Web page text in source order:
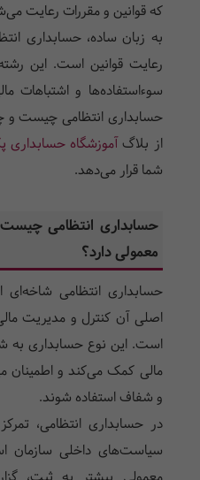
که قوانین و مقررات رعایت
به زبان ساده، حسابداری
رعایت قوانین است. این
سوءاستفاده‌ها و اشتباهات
حسابداری انتظامی چیست و چه
از بلاگآموزشگاه حسابداری
شما قرار می‌دهد.
حسابداری انتظامی
معمولی دارد؟
حسابداری انتظامی
اصلی آن کنترل و مدیریت
است. این نوع حسابداری به
مالی کمک می‌کند و اطمینان
و شفاف استفاده شوند.
در حسابداری انتظامی،
سیاست‌های داخلی سازمان